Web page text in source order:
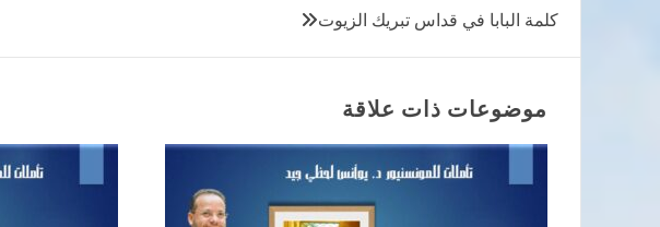
تصفّح
المقالات
كلمة البابا في قداس تبريك الزيوت
موضوعات ذات علاقة